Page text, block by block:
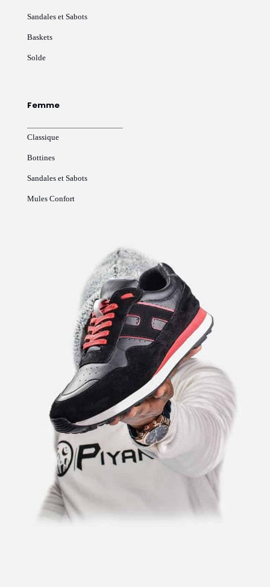
Sandales et Sabots
Baskets
Solde
Femme
Classique
Bottines
Sandales et Sabots
Mules Confort